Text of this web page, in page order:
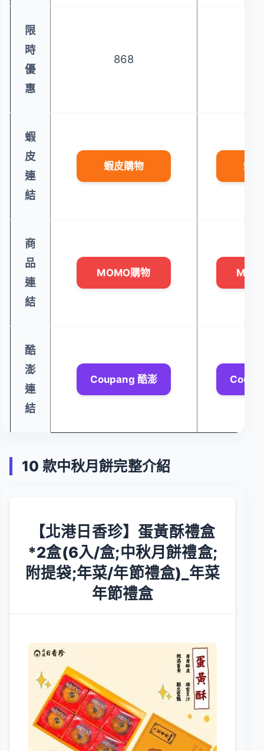
限
時
優
惠
868
蝦
皮
連
結
蝦皮購物 蝦
商
品
連
結
MOMO購物
酷
澎
連
結
Coupang 酷澎
10 款中秋月餅完整介紹
【北港日香珍】蛋黃酥禮盒
*2盒(6入/盒;中秋月餅禮盒;
附提袋;年菜/年節禮盒)_年菜
年節禮盒